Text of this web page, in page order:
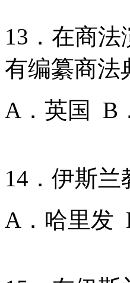
13．在商
有编纂商法
A．英国 B
14．伊斯兰
A．哈里发